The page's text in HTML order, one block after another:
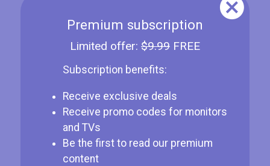
Premium subscription
Limited offer: $9.99FREE
Subscription benefits:
Receive exclusive deals
Receive promo codes for monitors
and TVs
Be the first to read our premium
content